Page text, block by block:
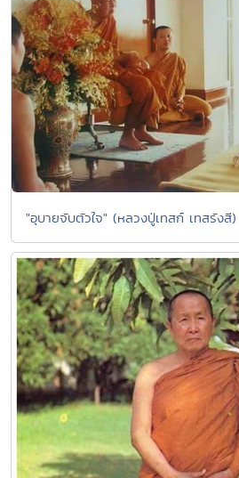
"อุบายจับตัวใจ" (หลวงปู่เทสก์ เทสรังสี)